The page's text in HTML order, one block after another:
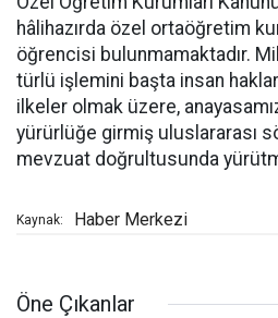
hâlihazırda özel ortaöğretim
öğrencisi bulunmamaktadır.
türlü işlemini başta insan
ilkeler olmak üzere,
yürürlüğe girmiş uluslararası
mevzuat doğrultusunda
Kaynak: Haber Merkezi
Öne Çıkanlar